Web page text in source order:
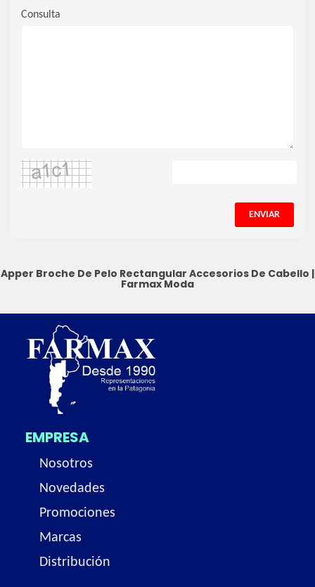
Consulta
ENVIAR
Apper Broche De Pelo Rectangular Accesorios De Cabello |
Farmax Moda
EMPRESA
Nosotros
Novedades
Promociones
Marcas
Distribución